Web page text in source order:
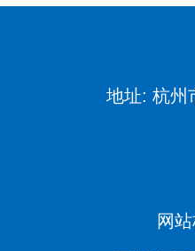
地址: 杭州
网